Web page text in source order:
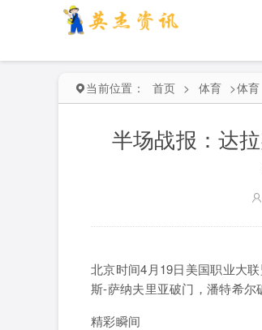
当前位置： 首页 > 体育 >体育
半场战报：达
北京时间4月19日美国职业大
斯-萨纳夫里亚破门，潘特希尔
精彩瞬间